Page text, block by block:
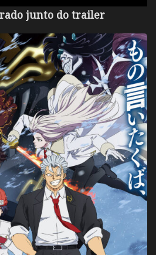
junto do trailer